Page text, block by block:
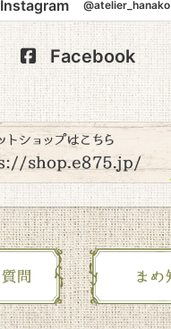
Instagram @atelier_hanako
Facebook